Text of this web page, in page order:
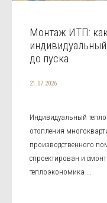
Монтаж ИТП:
до пуска
21.07.2026
Индивидуальный
отопления
производственного
спроектирован и
теплоэкономика ...